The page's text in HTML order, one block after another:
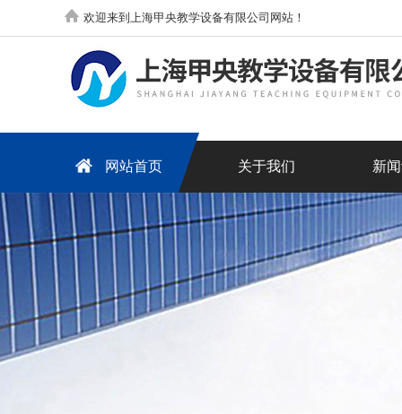
欢迎来到上海甲央教学设备有限公司网站！
网站首页 关于我们 新